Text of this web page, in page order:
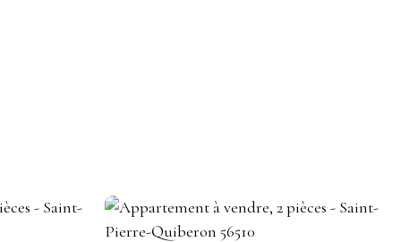
DEVENIR CONSEILLER IMMOBILIER